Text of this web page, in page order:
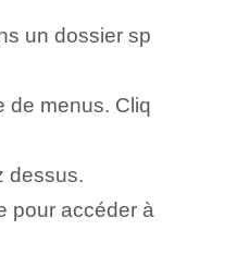
un dossier sp
de menus. Cliq
dessus.
pour accéder à